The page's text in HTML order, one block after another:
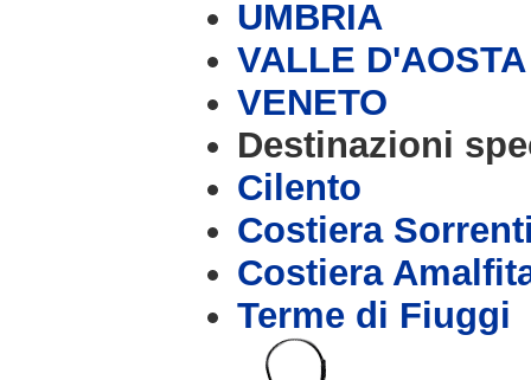
UMBRIA
VALLE D'AOSTA
VENETO
Destinazioni
Cilento
Costiera
Costiera
Terme di Fiuggi